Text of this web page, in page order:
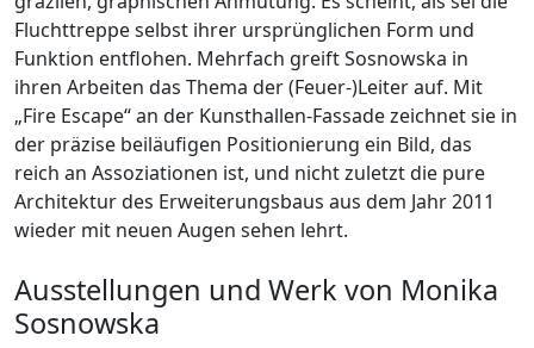
Fluchttreppe selbst ihrer ursprünglichen Form und
Funktion entflohen. Mehrfach greift Sosnowska in
ihren Arbeiten das Thema der (Feuer-)Leiter auf. Mit
„Fire Escape“ an der Kunsthallen-Fassade zeichnet sie in
der präzise beiläufigen Positionierung ein Bild, das
reich an Assoziationen ist, und nicht zuletzt die pure
Architektur des Erweiterungsbaus aus dem Jahr 2011
wieder mit neuen Augen sehen lehrt.
Ausstellungen und Werk von Monika
Sosnowska